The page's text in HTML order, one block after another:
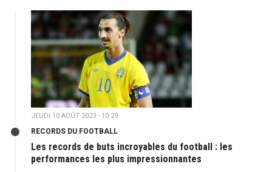
JEUDI 10 AOÛT 2023 - 10:29
RECORDS DU FOOTBALL
Les records de buts incroyables du football : les
performances les plus impressionnantes